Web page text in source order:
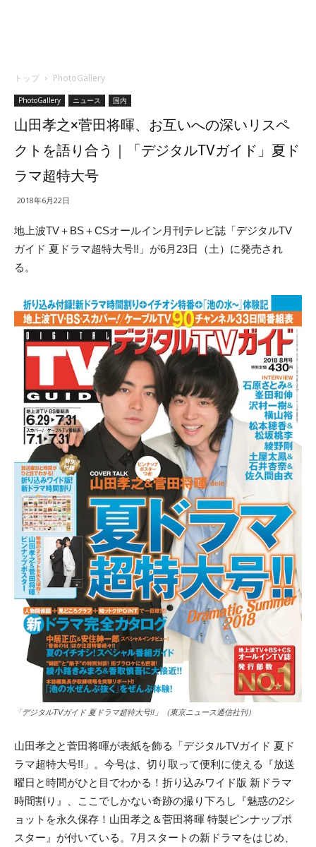
トップ PhotoGallery
PhotoGallery ニュース 国内
山田孝之×菅田将暉、お互いへの深いリスペ
クトを語り合う｜「デジタルTVガイド」夏ド
ラマ超特大号
2018年6月22日
地上波TV＋BS＋CSオールイン月刊テレビ誌「デジタルTV
ガイド 夏ドラマ超特大号!!」が6月23日（土）に発売され
る。
「デジタルTVガイド 夏ドラマ超特大号!!」（東京ニュース通信社刊）
山田孝之と菅田将暉が表紙を飾る「デジタルTVガイド 夏ド
ラマ超特大号!!」。今号は、切り取って便利に使える『放送
曜日と時間がひと目でわかる！折り込みワイド版 新ドラマ
時間割り』、ここでしかない奇跡の撮り下ろし『魅惑の2シ
ョットを永久保存！山田孝之＆菅田将暉 特製ピンナップポ
スター』が付いている。7月スタートの新ドラマをはじめ、